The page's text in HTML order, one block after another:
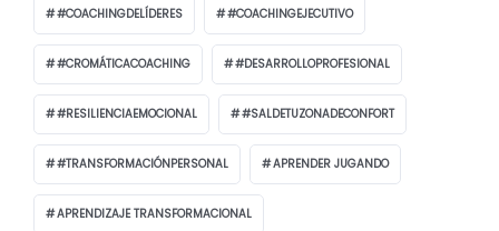
#COACHINGDELÍDERES #COACHINGEJECUTIVO
#CROMÁTICACOACHING #DESARROLLOPROFESIONAL
#RESILIENCIAEMOCIONAL #SALDETUZONADECONFORT
#TRANSFORMACIÓNPERSONAL APRENDER JUGANDO
APRENDIZAJE TRANSFORMACIONAL